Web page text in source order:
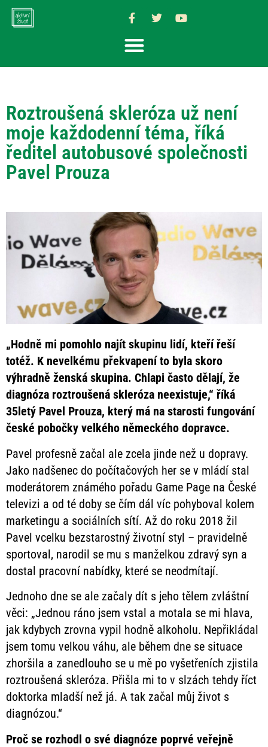
Roztroušená skleróza už není
moje každodenní téma, říká
ředitel autobusové společnosti
Pavel Prouza
„Hodně mi pomohlo najít skupinu lidí, kteří řeší
totéž. K nevelkému překvapení to byla skoro
výhradně ženská skupina. Chlapi často dělají, že
diagnóza roztroušená skleróza neexistuje,“ říká
35letý Pavel Prouza, který má na starosti fungování
české pobočky velkého německého dopravce.
Pavel profesně začal ale zcela jinde než u dopravy.
Jako nadšenec do počítačových her se v mládí stal
moderátorem známého pořadu Game Page na České
televizi a od té doby se čím dál víc pohyboval kolem
marketingu a sociálních sítí. Až do roku 2018 žil
Pavel vcelku bezstarostný životní styl – pravidelně
sportoval, narodil se mu s manželkou zdravý syn a
dostal pracovní nabídky, které se neodmítají.
Jednoho dne se ale začaly dít s jeho tělem zvláštní
věci: „Jednou ráno jsem vstal a motala se mi hlava,
jak kdybych zrovna vypil hodně alkoholu. Nepřikládal
jsem tomu velkou váhu, ale během dne se situace
zhoršila a zanedlouho se u mě po vyšetřeních zjistila
roztroušená skleróza. Přišla mi to v slzách tehdy říct
doktorka mladší než já. A tak začal můj život s
diagnózou.“
Proč se rozhodl o své diagnóze poprvé veřejně